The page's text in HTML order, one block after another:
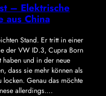
– Elektrische
aus China
Stand. Er tritt in einer
der VW ID.3, Cupra Born
und in der neue
dass sie mehr können als
locken. Genau das möchte
allerdings.…